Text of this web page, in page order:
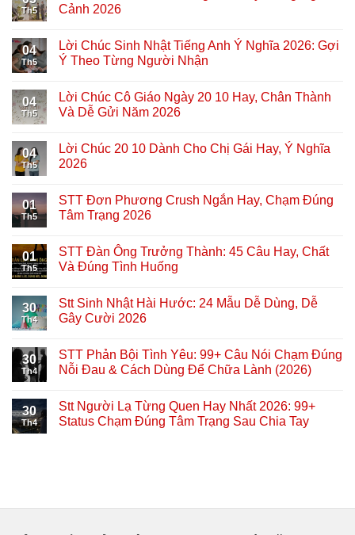
Th5
Cảnh 2026
04
Th5
Lời Chúc Sinh Nhật Tiếng Anh Ý Nghĩa 2026: Gợi
Ý Theo Từng Người Nhận
04
Th5
Lời Chúc Cô Giáo Ngày 20 10 Hay, Chân Thành
Và Dễ Gửi Năm 2026
04
Th5
Lời Chúc 20 10 Dành Cho Chị Gái Hay, Ý Nghĩa
2026
01
Th5
STT Đơn Phương Crush Ngắn Hay, Chạm Đúng
Tâm Trạng 2026
01
Th5
STT Đàn Ông Trưởng Thành: 45 Câu Hay, Chất
Và Đúng Tình Huống
30
Th4
Stt Sinh Nhật Hài Hước: 24 Mẫu Dễ Dùng, Dễ
Gây Cười 2026
30
Th4
STT Phản Bội Tình Yêu: 99+ Câu Nói Chạm Đúng
Nỗi Đau & Cách Dùng Để Chữa Lành (2026)
30
Th4
Stt Người Lạ Từng Quen Hay Nhất 2026: 99+
Status Chạm Đúng Tâm Trạng Sau Chia Tay